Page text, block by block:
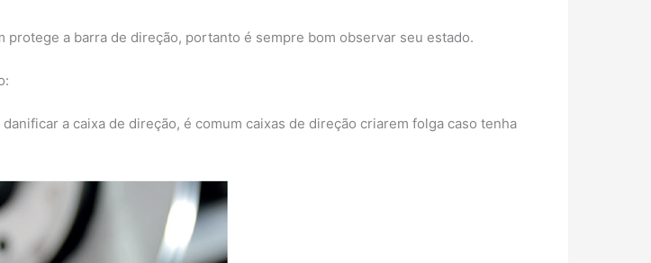
a barra de direção, portanto é sempre bom observar seu estado.
a caixa de direção, é comum caixas de direção criarem folga caso tenha